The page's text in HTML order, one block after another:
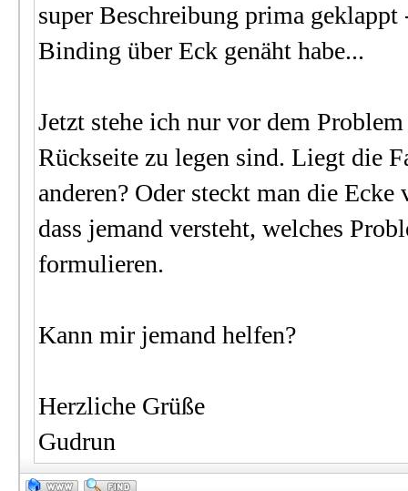
super Beschreibung prima geklappt
Binding über Eck genäht habe...
Jetzt stehe ich nur vor dem
Rückseite zu legen sind. Liegt die
anderen? Oder steckt man die
dass jemand versteht, welches
formulieren.
Kann mir jemand helfen?
Herzliche Grüße
Gudrun